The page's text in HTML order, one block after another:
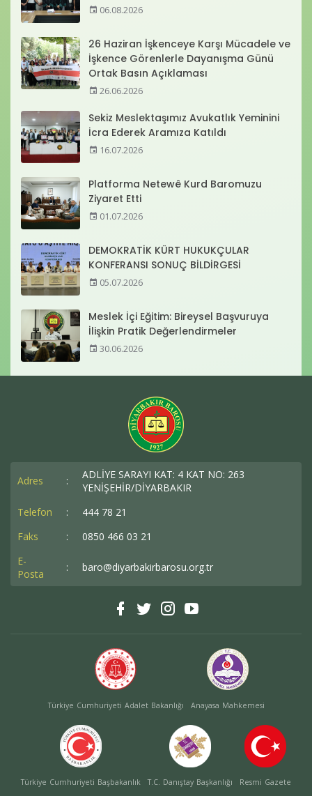
06.08.2026
26 Haziran İşkenceye Karşı Mücadele ve
İşkence Görenlerle Dayanışma Günü
Ortak Basın Açıklaması
26.06.2026
Sekiz Meslektaşımız Avukatlık Yeminini
İcra Ederek Aramıza Katıldı
16.07.2026
Platforma Netewê Kurd Baromuzu
Ziyaret Etti
01.07.2026
DEMOKRATİK KÜRT HUKUKÇULAR
KONFERANSI SONUÇ BİLDİRGESİ
05.07.2026
Meslek İçi Eğitim: Bireysel Başvuruya
İlişkin Pratik Değerlendirmeler
30.06.2026
Adres :
ADLİYE SARAYI KAT: 4 KAT NO: 263
YENİŞEHİR/DİYARBAKIR
Telefon
:
444 78 21
Faks
:
0850 466 03 21
E-
Posta
: baro@diyarbakirbarosu.org.tr
Türkiye Cumhuriyeti Adalet Bakanlığı Anayasa Mahkemesi
Türkiye Cumhuriyeti Başbakanlık T.C. Danıştay Başkanlığı Resmi Gazete